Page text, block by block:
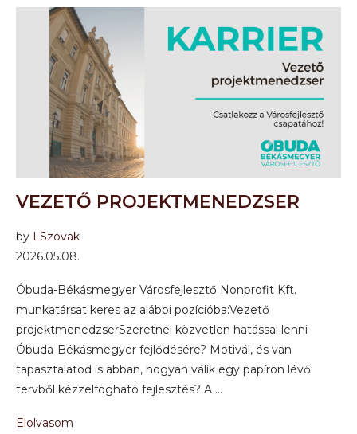
VEZETŐ PROJEKTMENEDZSER
by LSzovak
2026.05.08.
Óbuda-Békásmegyer Városfejlesztő Nonprofit Kft.
munkatársat keres az alábbi pozícióba:Vezető
projektmenedzserSzeretnél közvetlen hatással lenni
Óbuda-Békásmegyer fejlődésére? Motivál, és van
tapasztalatod is abban, hogyan válik egy papíron lévő
tervből kézzelfogható fejlesztés? A …
Elolvasom